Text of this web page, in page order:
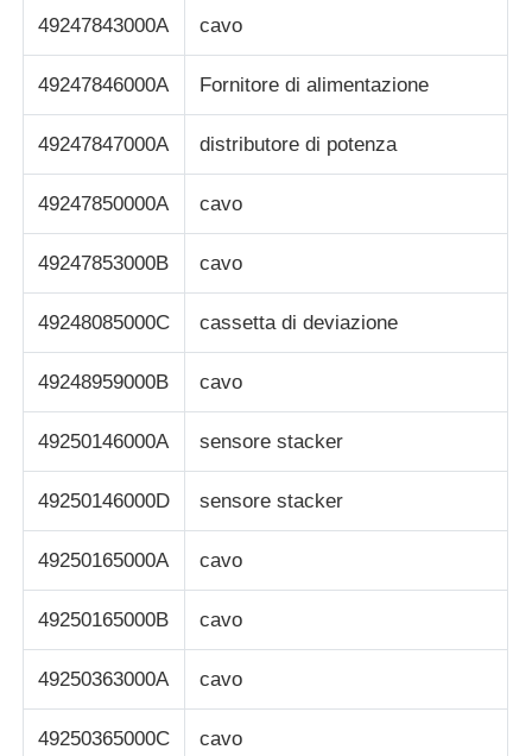
49247843000A cavo
49247846000A Fornitore di alimentazione
49247847000A distributore di potenza
49247850000A cavo
49247853000B cavo
49248085000C cassetta di deviazione
49248959000B cavo
49250146000A sensore stacker
49250146000D sensore stacker
49250165000A cavo
49250165000B cavo
49250363000A cavo
49250365000C cavo